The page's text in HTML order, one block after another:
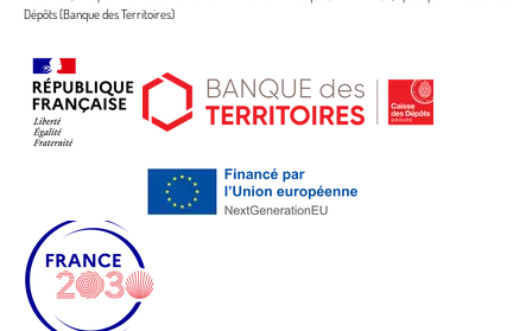
Dépôts (Banque des Territoires)